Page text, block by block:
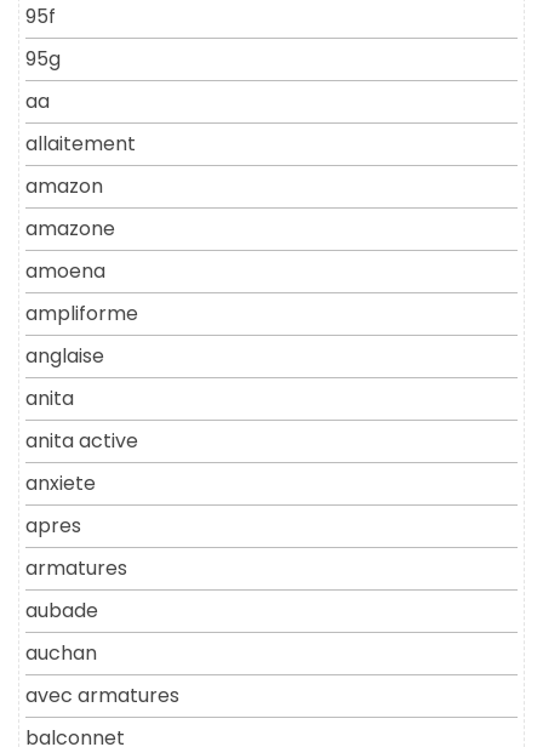
95f
95g
aa
allaitement
amazon
amazone
amoena
ampliforme
anglaise
anita
anita active
anxiete
apres
armatures
aubade
auchan
avec armatures
balconnet